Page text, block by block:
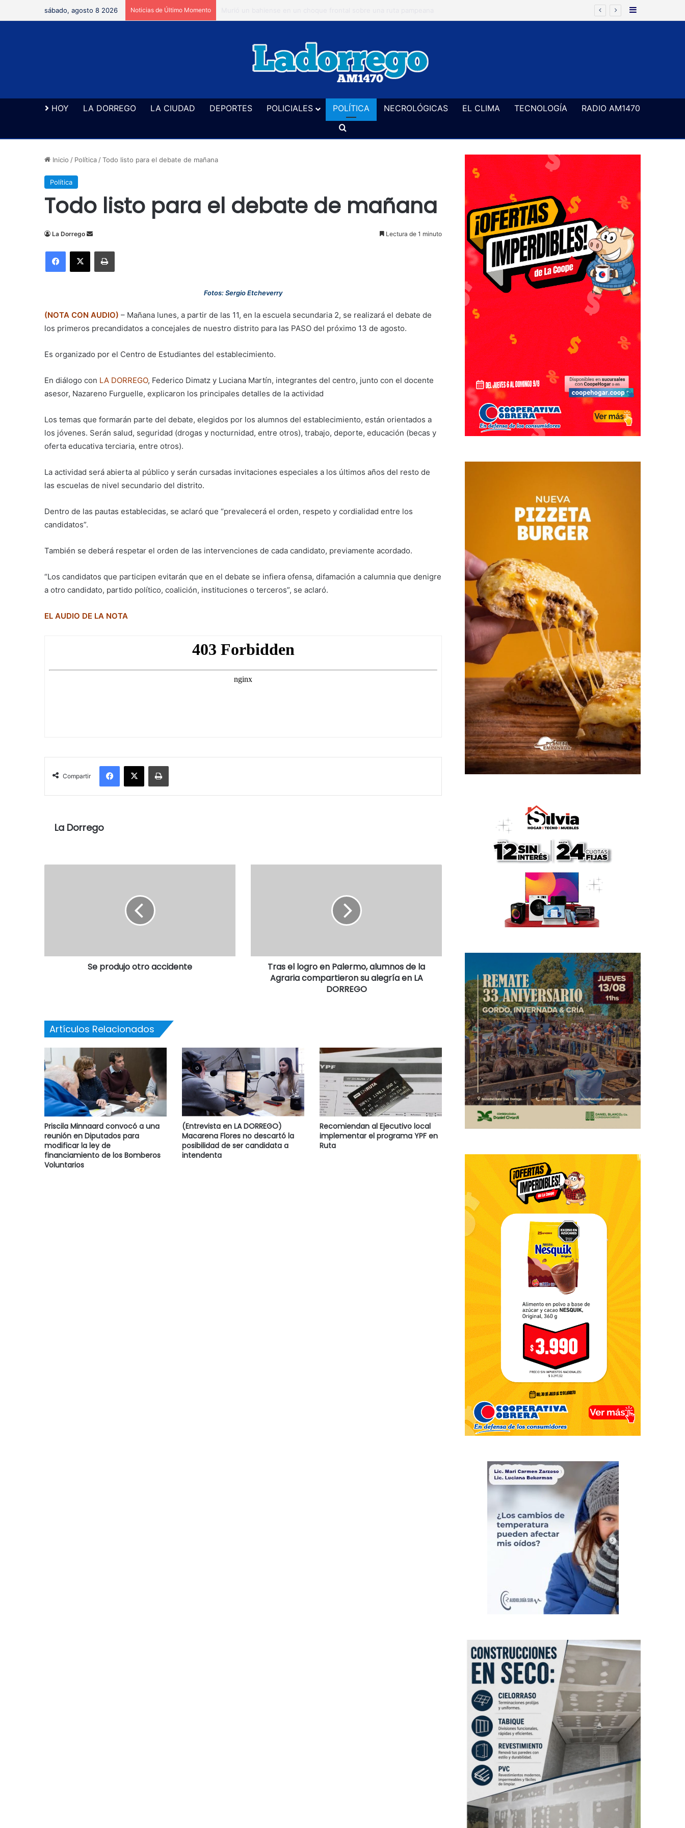
sábado, agosto 8 2026 Noticias de Último Momento Barra Lateral
HOY LA DORREGO LA CIUDAD DEPORTES POLICIALES POLÍTICA NECROLÓGICAS EL CLIMA TECNOLOGÍA
RADIO AM1470
Buscar
Inicio / Política /Todo listo para el debate de mañana
Política
Todo listo para el debate de mañana
La Dorrego
Send
email
Lectura de 1 minuto
Facebook
X Imprimir
Fotos: Sergio Etcheverry
(NOTA CON AUDIO) – Mañana lunes, a partir de las 11, en la escuela secundaria 2, se realizará el debate de
los primeros precandidatos a concejales de nuestro distrito para las PASO del próximo 13 de agosto.
Es organizado por el Centro de Estudiantes del establecimiento.
En diálogo con LA DORREGO, Federico Dimatz y Luciana Martín, integrantes del centro, junto con el docente
asesor, Nazareno Furguelle, explicaron los principales detalles de la actividad
Los temas que formarán parte del debate, elegidos por los alumnos del establecimiento, están orientados a
los jóvenes. Serán salud, seguridad (drogas y nocturnidad, entre otros), trabajo, deporte, educación (becas y
oferta educativa terciaria, entre otros).
La actividad será abierta al público y serán cursadas invitaciones especiales a los últimos años del resto de
las escuelas de nivel secundario del distrito.
Dentro de las pautas establecidas, se aclaró que “prevalecerá el orden, respeto y cordialidad entre los
candidatos”.
También se deberá respetar el orden de las intervenciones de cada candidato, previamente acordado.
“Los candidatos que participen evitarán que en el debate se infiera ofensa, difamación a calumnia que denigre
a otro candidato, partido político, coalición, instituciones o terceros”, se aclaró.
EL AUDIO DE LA NOTA
Compartir
Facebook
X Imprimir
La Dorrego
Se produjo otro accidente
Tras el logro en Palermo, alumnos de la
Agraria compartieron su alegría en LA
DORREGO
Artículos Relacionados
Priscila Minnaard convocó a una
reunión en Diputados para
modificar la ley de
financiamiento de los Bomberos
Voluntarios
(Entrevista en LA DORREGO)
Macarena Flores no descartó la
posibilidad de ser candidata a
intendenta
Recomiendan al Ejecutivo local
implementar el programa YPF en
Ruta